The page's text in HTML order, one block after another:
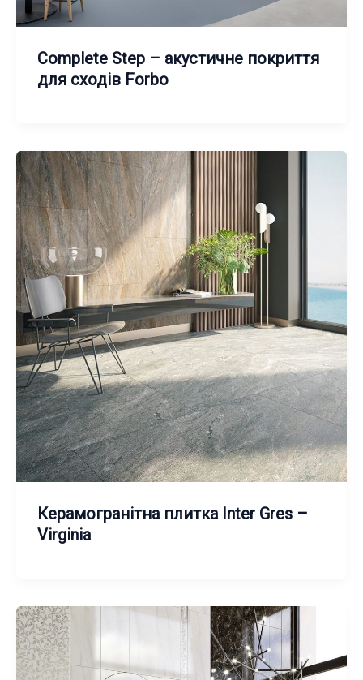
Complete Step – акустичне покриття
для сходів Forbo
Керамогранітна плитка Inter Gres –
Virginia